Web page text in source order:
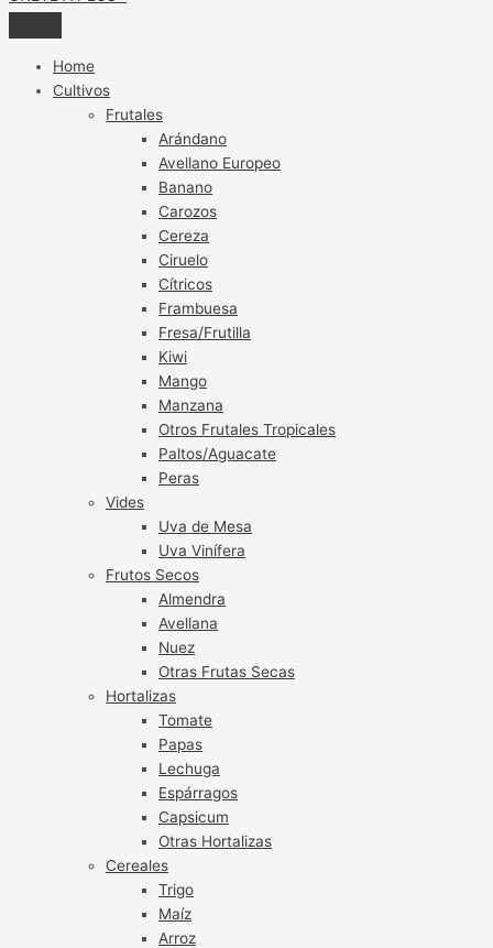
Home
Cultivos
Frutales
Arándano
Avellano Europeo
Banano
Carozos
Cereza
Ciruelo
Cítricos
Frambuesa
Fresa/Frutilla
Kiwi
Mango
Manzana
Otros Frutales Tropicales
Paltos/Aguacate
Peras
Vides
Uva de Mesa
Uva Vinífera
Frutos Secos
Almendra
Avellana
Nuez
Otras Frutas Secas
Hortalizas
Tomate
Papas
Lechuga
Espárragos
Capsicum
Otras Hortalizas
Cereales
Trigo
Maíz
Arroz